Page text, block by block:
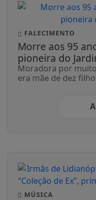
FALECIMENTO
Morre aos 95
pioneira do
Moradora por
era mãe de dez
MÚSICA